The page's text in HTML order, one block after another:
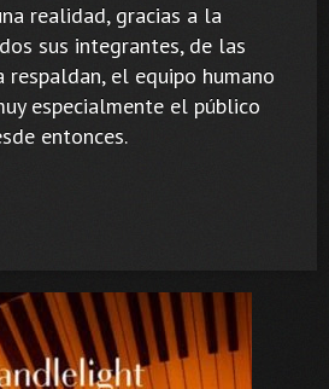
realidad, gracias a la
sus integrantes, de las
el equipo humano
especialmente el público
entonces.